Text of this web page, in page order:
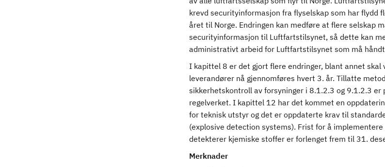
krevd securityinformasjon fra flyselskap som har flydd
året til Norge. Endringen kan medføre at flere selskap
securityinformasjon til Luftfartstilsynet, så dette kan
administrativt arbeid for Luftfartstilsynet som må
I kapittel 8 er det gjort flere endringer, blant annet skal
leverandører nå gjennomføres hvert 3. år. Tillatte
sikkerhetskontroll av forsyninger i 8.1.2.3 og 9.1.2.3 er
regelverket. I kapittel 12 har det kommet en
for teknisk utstyr og det er oppdaterte krav til
(explosive detection systems). Frist for å implementere
detekterer kjemiske stoffer er forlenget frem til 31.
Merknader